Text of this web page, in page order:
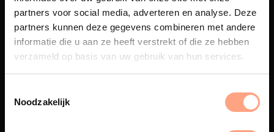
partners voor social media, adverteren en analyse. Deze
partners kunnen deze gegevens combineren met andere
informatie die u aan ze heeft verstrekt of die ze hebben
verzameld op basis van uw gebruik van hun services.
Noodzakelijk
Maatwerk
Een exclusieve handgemaakte